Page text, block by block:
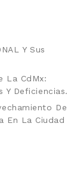
Y Sus
La CdMx:
Y Deficiencias.
De
En La Ciudad